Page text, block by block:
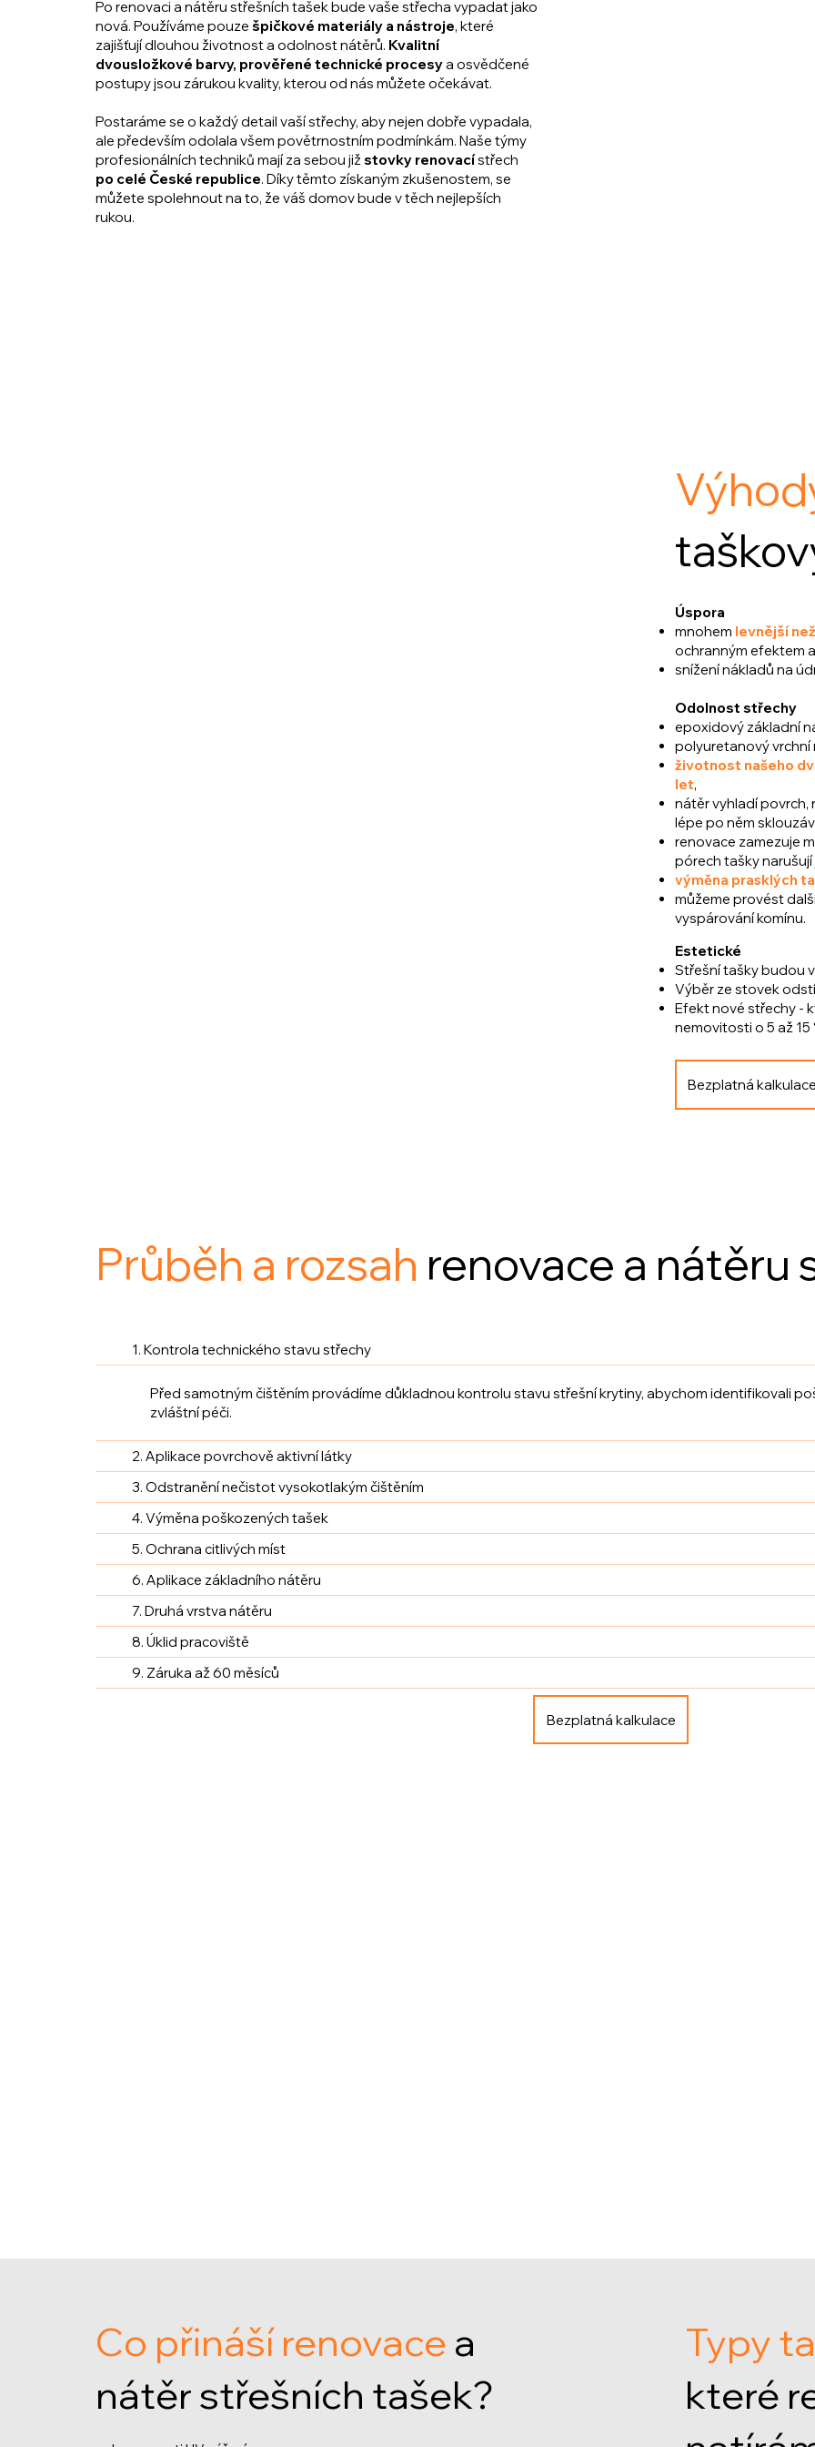
Po renovaci a nátěru střešních tašek bude vaše střecha vypadatjako
nová. Používáme pouzešpičkové materiály a nástroje, které
zajišťují dlouhou životnost a odolnost nátěrů. Kvalitní
dvousložkové barvy, prověřené technické procesya osvědčené
postupy jsou zárukou kvality, kterou od nás můžete očekávat.
Postaráme se o každý detail vaší střechy, aby nejen dobře vypadala,
ale především odolala všem povětrnostním podmínkám. Našetýmy
profesionálních techniků mají za sebou jižstovky renovacístřech
po celé České republice. Díky těmto získaným zkušenostem, se
můžete spolehnout na to, že váš domov bude v těch nejlepších
rukou.
Úspora
mnohem levnější
ochranným efektem
snížení nákladů na
Odolnost střechy
epoxidový základní
polyuretanový vrchní
životnost našeho
let,
nátěr vyhladí povrch,
lépe po něm
renovace zamezuje
pórech tašky
výměna prasklých
můžeme provést
vyspárování komínu.
Estetické
Střešní tašky budou
Výběr ze stovek
Efekt nové střechy -
nemovitosti o 5 až 15
Bezplatná
Průběh a rozsah renovace a nátěru
1. Kontrola technického stavu střechy
Před samotným čištěním provádíme důkladnou kontrolu stavu střešní krytiny, abychom identifikovali
zvláštní péči.
2. Aplikace povrchově aktivní látky
3. Odstranění nečistot vysokotlakým čištěním
4. Výměna poškozených tašek
5. Ochrana citlivých míst
6. Aplikace základního nátěru
7. Druhá vrstva nátěru
8. Úklid pracoviště
9. Záruka až 60 měsíců
Bezplatná kalkulace
Co přináší renovace a
nátěr střešních tašek?
Typy
které